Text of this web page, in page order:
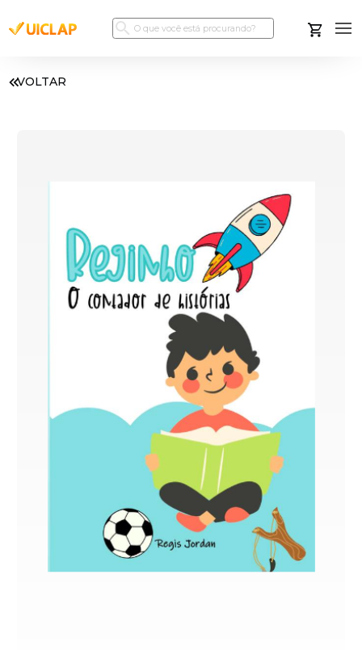
VOLTAR